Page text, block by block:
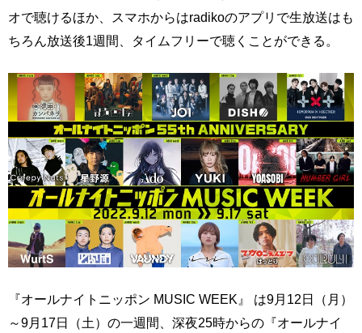
オで聴けるほか、スマホからはradikoのアプリで生放送はも
ちろん放送後1週間、タイムフリーで聴くことができる。
『オールナイトニッポン MUSIC WEEK』 は9月12日（月）
～9月17日（土）の一週間、深夜25時からの『オールナイ